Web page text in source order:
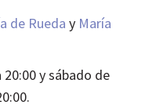
de Rueda y María
20:00 y sábado de